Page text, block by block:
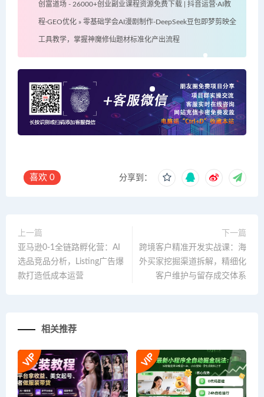
创富道场 - 26000+创业副业课程资源免费下载 | 抖音运营·AI教
程·GEO优化 » 零基础学会AI漫剧制作-DeepSeek豆包即梦剪映全
工具教学，掌握神魔修仙题材标准化产出流程
喜欢 0 分享到：
上一篇
亚马逊0-1全链路孵化营：AI
选品竞品分析，Listing广告爆
款打造低成本运营
下一篇
跨境客户精准开发实战课：海
外买家挖掘渠道拆解，精细化
客户维护与留存成交体系
相关推荐